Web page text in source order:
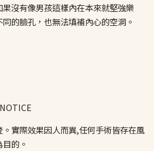
沒有像男孩這樣內在本來就堅強樂
的臉孔，也無法填補內心的空洞。
實際效果因人而異,任何手術皆存在風
的。